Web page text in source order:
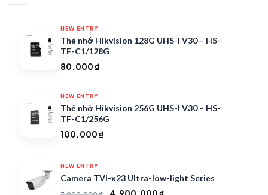
NEW ENTRY
Thẻ nhớ Hikvision 128G UHS-I V30 – HS-
TF-C1/128G
80.000₫
NEW ENTRY
Thẻ nhớ Hikvision 256G UHS-I V30 – HS-
TF-C1/256G
100.000₫
NEW ENTRY
Camera TVI-x23 Ultra-low-light Series
Giá